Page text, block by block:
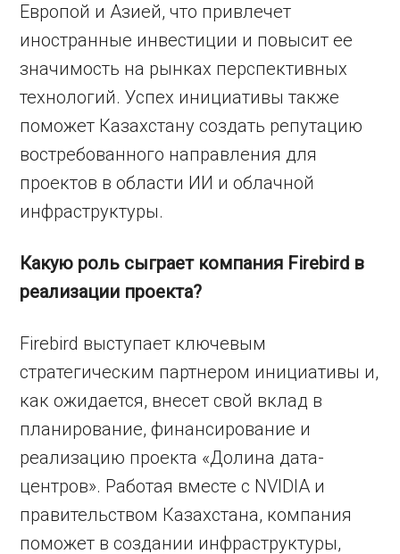
Европой и Азией, что привлечет
иностранные инвестиции и повысит ее
значимость на рынках перспективных
технологий. Успех инициативы также
поможет Казахстану создать репутацию
востребованного направления для
проектов в области ИИ и облачной
инфраструктуры.
Какую роль сыграет компания Firebird в
реализации проекта?
Firebird выступает ключевым
стратегическим партнером инициативы и,
как ожидается, внесет свой вклад в
планирование, финансирование и
реализацию проекта «Долина дата-
центров». Работая вместе с NVIDIA и
правительством Казахстана, компания
поможет в создании инфраструктуры,